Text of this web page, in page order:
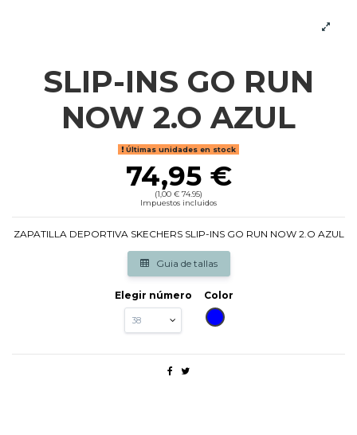
SLIP-INS GO RUN
NOW 2.O AZUL
Últimas unidades en stock
74,95 €
(1,00 € 74.95)
Impuestos incluidos
ZAPATILLA DEPORTIVA SKECHERS SLIP-INS GO RUN NOW 2.O AZUL
Guia de tallas
Elegir número
Color
AZUL